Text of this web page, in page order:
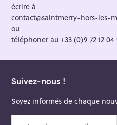
écrire à
contact@saintmerry-hors-les-
ou
téléphoner au +33 (0)9 72 12 04
Suivez-nous !
Soyez informés de chaque